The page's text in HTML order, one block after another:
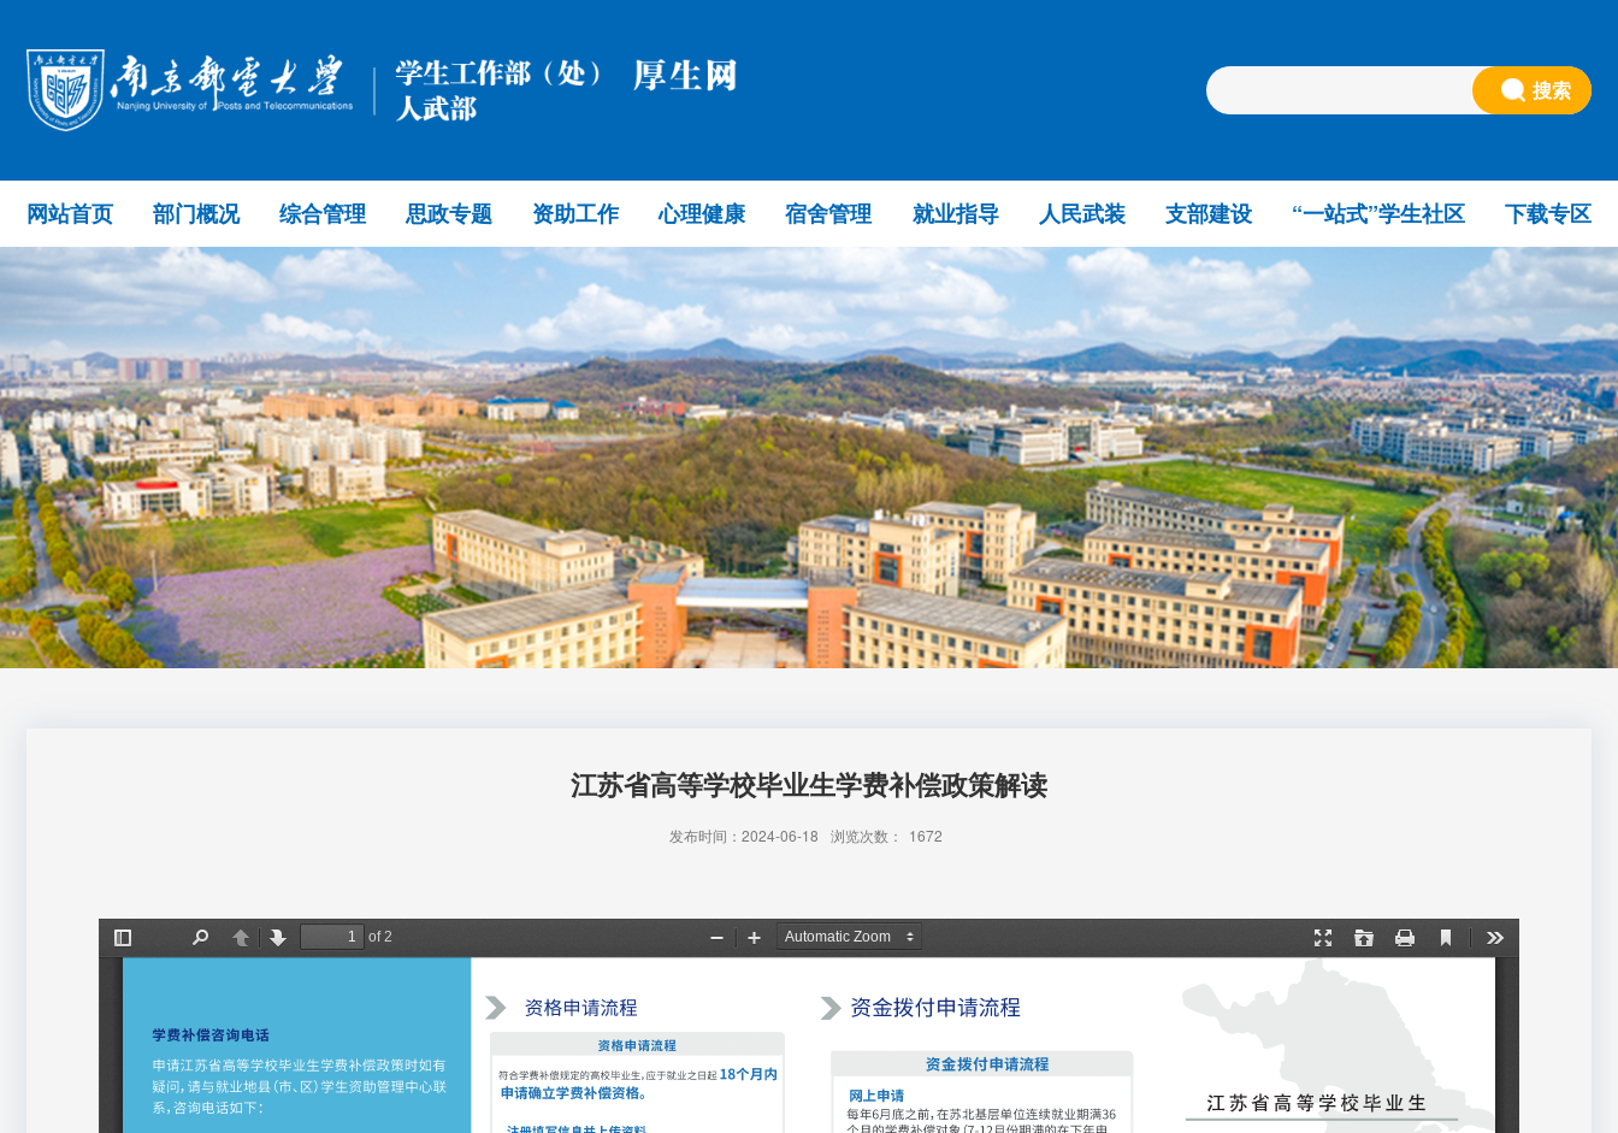
搜索
网站首页 部门概况 综合管理 思政专题 资助工作 心理健康 宿舍管理 就业指导 人民武装 支部建设 “一站式”学生社区 下载专区
江苏省高等学校毕业生学费补偿政策解读
发布时间：2024-06-18 浏览次数： 1672